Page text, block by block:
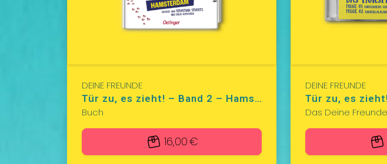
DEINE FREUNDE
Tür zu, es zieht! – Band 2 – Hamsterdam
Buch
16,00 €
DEINE FREUNDE
Tür zu, es
Das Deine